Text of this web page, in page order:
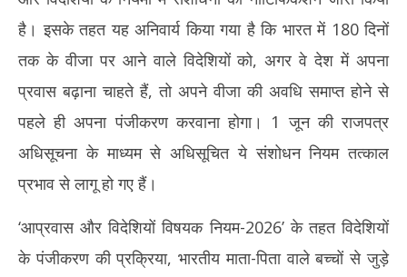
केंद्र सरकार ने बदले अप्रवासन और विदेशी नागरिक संबंधी नियम, जानिए क्या होगा
इनका असर
June
2026
है। इसके तहत यह अनिवार्य किया गया है कि भारत में 180 दिनों
तक के वीजा पर आने वाले विदेशियों को, अगर वे देश में अपना
प्रवास बढ़ाना चाहते हैं, तो अपने वीजा की अवधि समाप्त होने से
पहले ही अपना पंजीकरण करवाना होगा। 1 जून की राजपत्र
अधिसूचना के माध्यम से अधिसूचित ये संशोधन नियम तत्काल
प्रभाव से लागू हो गए हैं।
‘आप्रवास और विदेशियों विषयक नियम-2026’ के तहत विदेशियों
के पंजीकरण की प्रक्रिया, भारतीय माता-पिता वाले बच्चों से जुड़े